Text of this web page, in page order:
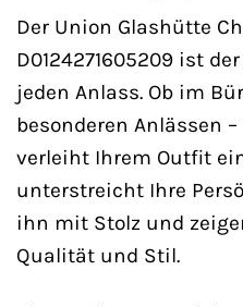
Der Union Glashütte
D0124271605209 ist
jeden Anlass. Ob im
besonderen Anlässen
verleiht Ihrem Outfit
unterstreicht Ihre
ihn mit Stolz und
Qualität und Stil.